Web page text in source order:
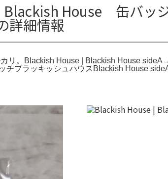
House 缶バッジ
詳細情報
リ。Blackish House | Blackish House
ブラッキッシュハウスBlackish House